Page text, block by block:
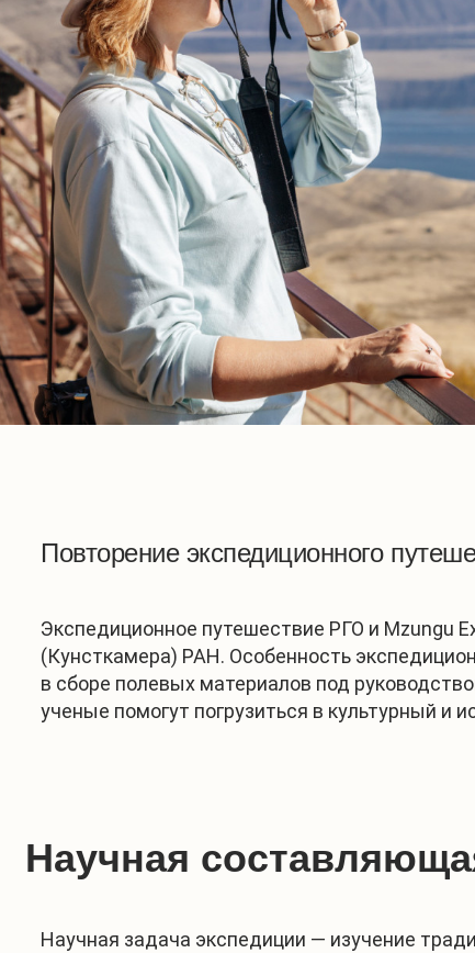
Повторение экспедиционного
Экспедиционное путешествие РГО и Mzungu
(Кунсткамера) РАН. Особенность
в сборе полевых материалов под
ученые помогут погрузиться в культурный и
Научная
Научная задача экспедиции — изучение